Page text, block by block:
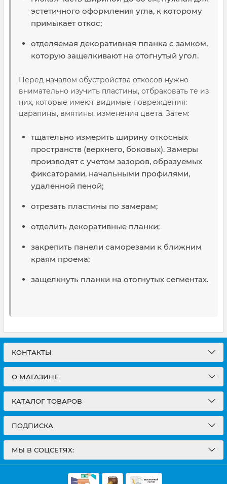
эстетичного оформления угла, к которому
примыкает откос;
отделяемая декоративная планка с замком,
которую защелкивают на отогнутый угол.
Перед началом обустройства откосов нужно
внимательно изучить пластины, отбраковать те из
них, которые имеют видимые повреждения:
царапины, вмятины, изменения цвета. Затем:
тщательно измерить ширину откосных
пространств (верхнего, боковых). Замеры
производят с учетом зазоров, образуемых
фиксаторами, начальными профилями,
удаленной пеной;
отрезать пластины по замерам;
отделить декоративные планки;
закрепить панели саморезами к ближним
краям проема;
защелкнуть планки на отогнутых сегментах.
КОНТАКТЫ
О МАГАЗИНЕ
КАТАЛОГ ТОВАРОВ
ПОДПИСКА
МЫ В СОЦСЕТЯХ: